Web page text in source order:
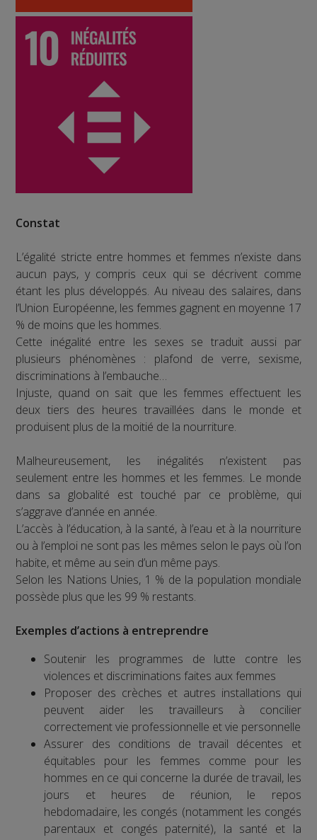
Constat
L’égalité stricte entre hommes et femmes n’existe dans
aucun pays, y compris ceux qui se décrivent comme
étant les plus développés. Au niveau des salaires, dans
l’Union Européenne, les femmes gagnent en moyenne 17
% de moins que les hommes.
Cette inégalité entre les sexes se traduit aussi par
plusieurs phénomènes : plafond de verre, sexisme,
discriminations à l’embauche…
Injuste, quand on sait que les femmes effectuent les
deux tiers des heures travaillées dans le monde et
produisent plus de la moitié de la nourriture.
Malheureusement, les inégalités n’existent pas
seulement entre les hommes et les femmes. Le monde
dans sa globalité est touché par ce problème, qui
s’aggrave d’année en année.
L’accès à l’éducation, à la santé, à l’eau et à la nourriture
ou à l’emploi ne sont pas les mêmes selon le pays où l’on
habite, et même au sein d’un même pays.
Selon les Nations Unies, 1 % de la population mondiale
possède plus que les 99 % restants.
Exemples d’actions à entreprendre
Soutenir les programmes de lutte contre les
violences et discriminations faites aux femmes
Proposer des crèches et autres installations qui
peuvent aider les travailleurs à concilier
correctement vie professionnelle et vie personnelle
Assurer des conditions de travail décentes et
équitables pour les femmes comme pour les
hommes en ce qui concerne la durée de travail, les
jours et heures de réunion, le repos
hebdomadaire, les congés (notamment les congés
parentaux et congés paternité), la santé et la